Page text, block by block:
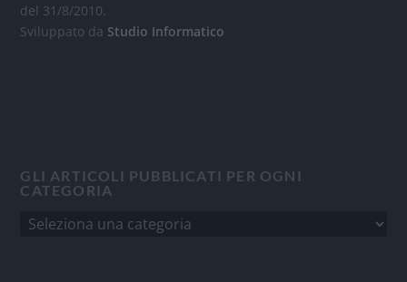
del 31/8/2010.
Sviluppato da Studio Informatico
GLI ARTICOLI PUBBLICATI PER OGNI
CATEGORIA